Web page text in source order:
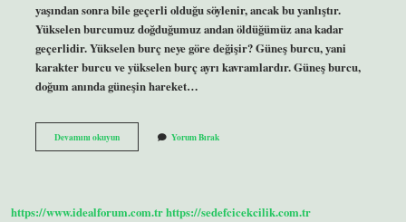
yaşından sonra bile geçerli olduğu söylenir, ancak bu yanlıştır.
Yükselen burcumuz doğduğumuz andan öldüğümüz ana kadar
geçerlidir. Yükselen burç neye göre değişir? Güneş burcu, yani
karakter burcu ve yükselen burç ayrı kavramlardır. Güneş burcu,
doğum anında güneşin hareket…
Devamını okuyunYükselen
Burç
Yorum Bırak
https://www.idealforum.com.trhttps://sedefcicekcilik.com.tr